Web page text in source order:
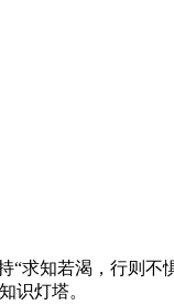
“求知若渴，行则不
识灯塔。